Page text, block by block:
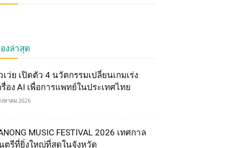
องล่าสุด
เว่ย เปิดตัว 4 นวัตกรรมเปลี่ยนเกมเร่ง
รื่อง AI เพื่อการแพทย์ในประเทศไทย
หาคม 2026
MUSIC FESTIVAL 2026 เทศกาล
ตรีที่ยิ่งใหญ่ที่สุดในจังหวัด